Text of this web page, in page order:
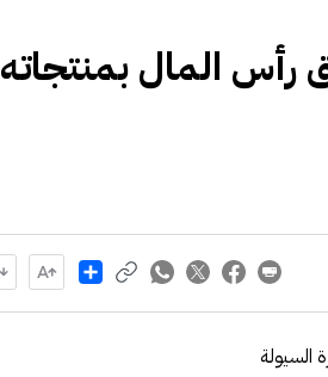
رأس المال بمنتجاته
Share
السيولة